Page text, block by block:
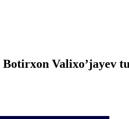
Valixo’jayev